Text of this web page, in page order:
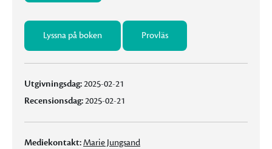
Lyssna på boken Provläs
Utgivningsdag:2025-02-21
Recensionsdag:2025-02-21
Mediekontakt:Marie Jungsand